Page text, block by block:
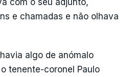
com o seu adjunto,
e chamadas e não olhava
algo de anómalo
tenente-coronel Paulo